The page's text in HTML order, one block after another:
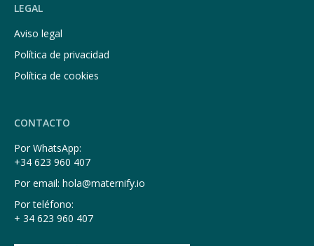
LEGAL
Aviso legal
Política de privacidad
Política de cookies
CONTACTO
Por WhatsApp:
+34 623 960 407
Por email: hola@maternify.io
Por teléfono:
+ 34 623 960 407